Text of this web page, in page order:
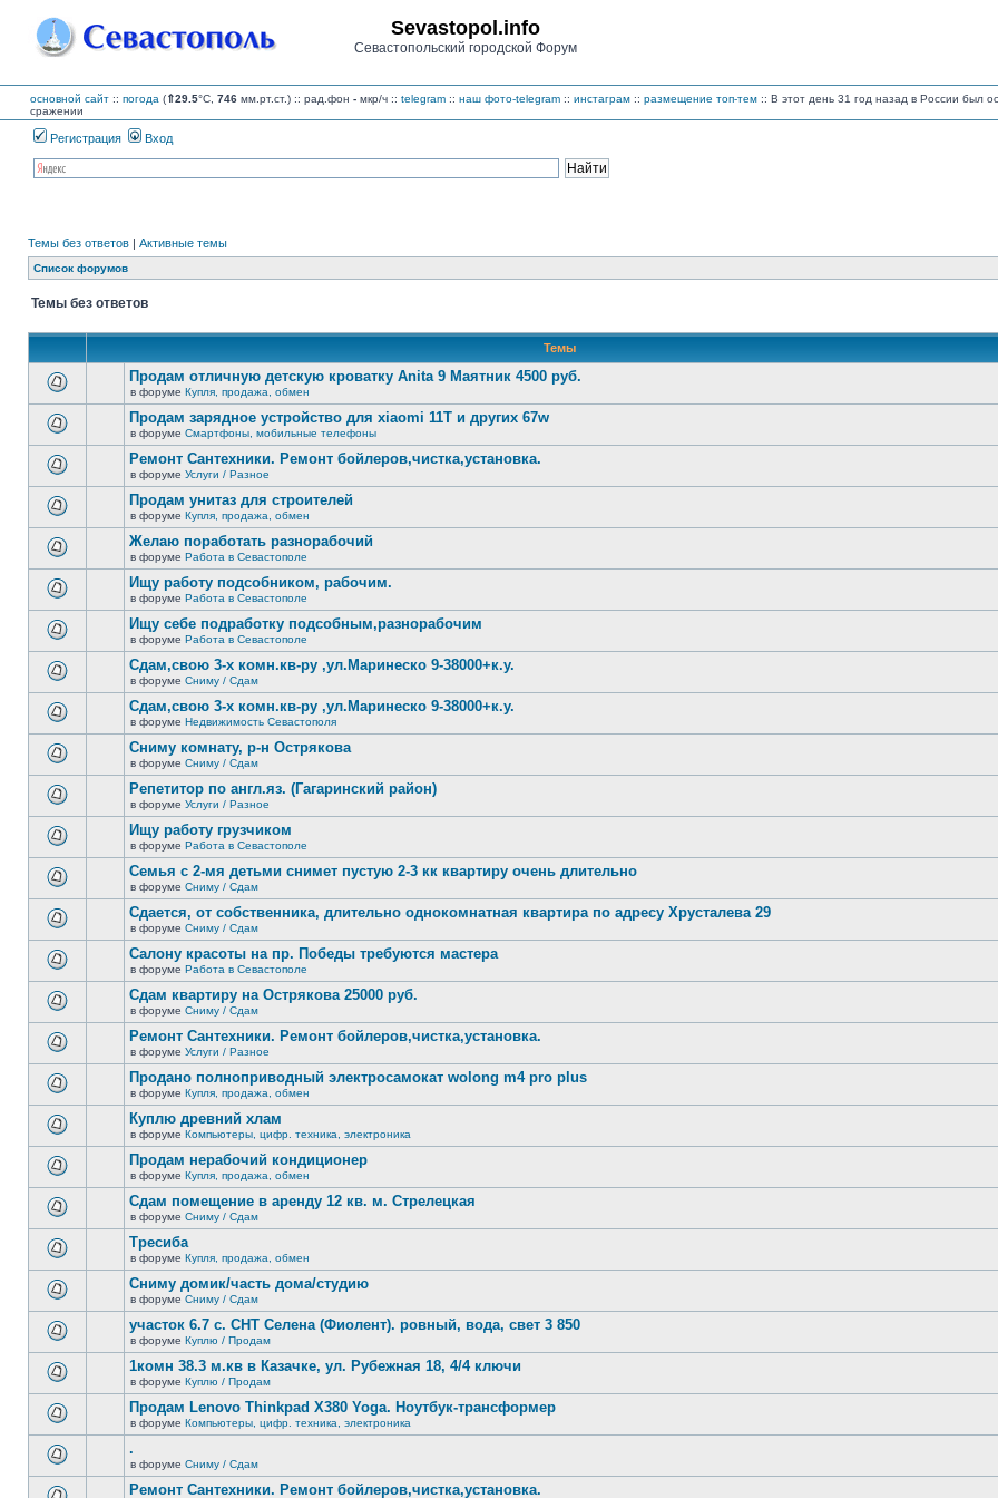
Sevastopol.info
Севастопольский городской Форум
основной сайт :: погода (⇑29.5°C, 746 мм.рт.ст.) :: рад.фон - мкр/ч :: telegram :: наш фото-telegram :: инстаграм :: размещение топ-тем :: В этот день 31 год назад в России был
сражении
Регистрация Вход
Темы без ответов | Активные темы
Список форумов
Темы без ответов
Темы
новых
непрочитанных
сообщений.
Продам отличную детскую кроватку Anita 9 Маятник 4500 руб.
в форуме Купля, продажа, обмен
новых
непрочитанных
сообщений.
Продам зарядное устройство для xiaomi 11T и других 67w
в форуме Смартфоны, мобильные телефоны
новых
непрочитанных
сообщений.
Ремонт Сантехники. Ремонт бойлеров,чистка,установка.
в форуме Услуги / Разное
новых
непрочитанных
сообщений.
Продам унитаз для строителей
в форуме Купля, продажа, обмен
новых
непрочитанных
сообщений.
Желаю поработать разнорабочий
в форуме Работа в Севастополе
новых
непрочитанных
сообщений.
Ищу работу подсобником, рабочим.
в форуме Работа в Севастополе
новых
непрочитанных
сообщений.
Ищу себе подработку подсобным,разнорабочим
в форуме Работа в Севастополе
новых
непрочитанных
сообщений.
Сдам,свою 3-х комн.кв-ру ,ул.Маринеско 9-38000+к.у.
в форуме Сниму / Сдам
новых
непрочитанных
сообщений.
Сдам,свою 3-х комн.кв-ру ,ул.Маринеско 9-38000+к.у.
в форуме Недвижимость Севастополя
новых
непрочитанных
сообщений.
Сниму комнату, р-н Острякова
в форуме Сниму / Сдам
новых
непрочитанных
сообщений.
Репетитор по англ.яз. (Гагаринский район)
в форуме Услуги / Разное
новых
непрочитанных
сообщений.
Ищу работу грузчиком
в форуме Работа в Севастополе
новых
непрочитанных
сообщений.
Семья с 2-мя детьми снимет пустую 2-3 кк квартиру очень длительно
в форуме Сниму / Сдам
новых
непрочитанных
сообщений.
Сдается, от собственника, длительно однокомнатная квартира по адресу Хрусталева 29
в форуме Сниму / Сдам
новых
непрочитанных
сообщений.
Салону красоты на пр. Победы требуются мастера
в форуме Работа в Севастополе
новых
непрочитанных
сообщений.
Сдам квартиру на Острякова 25000 руб.
в форуме Сниму / Сдам
новых
непрочитанных
сообщений.
Ремонт Сантехники. Ремонт бойлеров,чистка,установка.
в форуме Услуги / Разное
новых
непрочитанных
сообщений.
Продано полноприводный электросамокат wolong m4 pro plus
в форуме Купля, продажа, обмен
новых
непрочитанных
сообщений.
Куплю древний хлам
в форуме Компьютеры, цифр. техника, электроника
новых
непрочитанных
сообщений.
Продам нерабочий кондиционер
в форуме Купля, продажа, обмен
новых
непрочитанных
сообщений.
Сдам помещение в аренду 12 кв. м. Стрелецкая
в форуме Сниму / Сдам
новых
непрочитанных
сообщений.
Тресиба
в форуме Купля, продажа, обмен
новых
непрочитанных
сообщений.
Сниму домик/часть дома/студию
в форуме Сниму / Сдам
новых
непрочитанных
сообщений.
участок 6.7 с. СНТ Селена (Фиолент). ровный, вода, свет 3 850
в форуме Куплю / Продам
новых
непрочитанных
сообщений.
1комн 38.3 м.кв в Казачке, ул. Рубежная 18, 4/4 ключи
в форуме Куплю / Продам
новых
непрочитанных
Продам Lenovo Thinkpad X380 Yoga. Ноутбук-трансформер
в форуме Компьютеры, цифр. техника, электроника
.
в форуме Сниму / Сдам
Ремонт Сантехники. Ремонт бойлеров,чистка,установка.